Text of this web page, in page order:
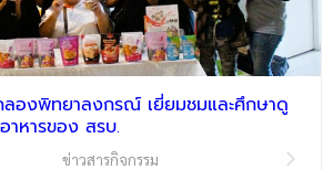
องพิทยาลงกรณ์ เยี่ยมชมและศึกษาดู
าหารของ สรบ.
ข่าวสารกิจกรรม